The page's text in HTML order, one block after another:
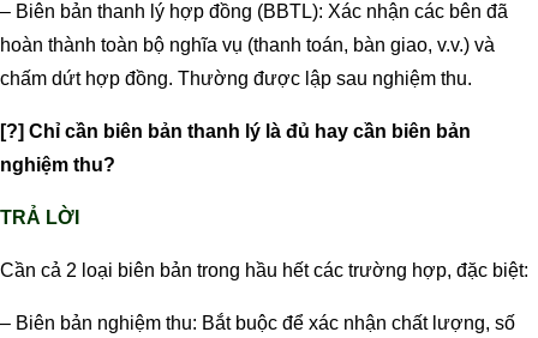
– Biên bản thanh lý hợp đồng (BBTL): Xác nhận các bên đã
hoàn thành toàn bộ nghĩa vụ (thanh toán, bàn giao, v.v.) và
chấm dứt hợp đồng. Thường được lập sau nghiệm thu.
[?] Chỉ cần biên bản thanh lý là đủ hay cần biên bản
nghiệm thu?
TRẢ LỜI
Cần cả 2 loại biên bản trong hầu hết các trường hợp, đặc biệt:
– Biên bản nghiệm thu: Bắt buộc để xác nhận chất lượng, số